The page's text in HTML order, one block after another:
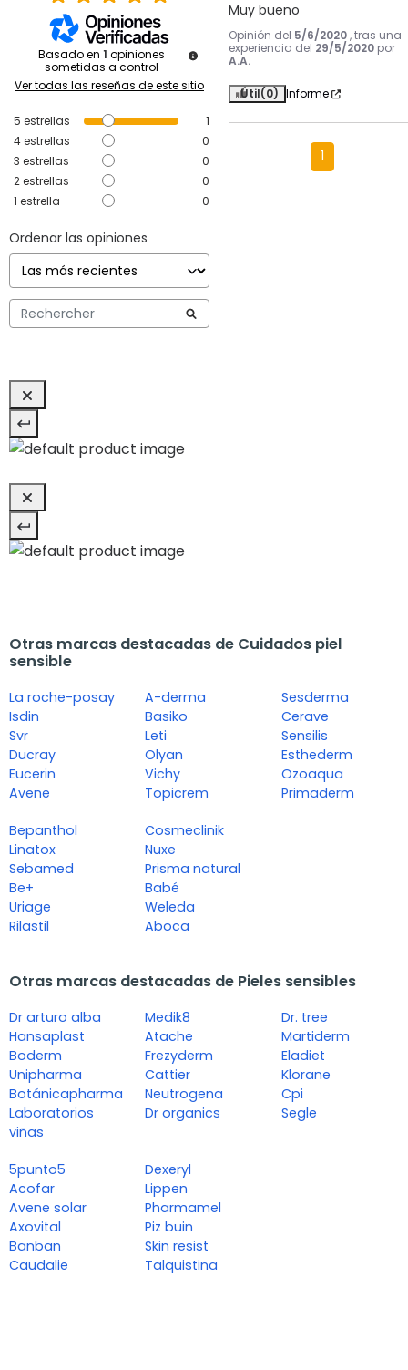
Basado en 1 opiniones
sometidas a control
Ver todas las reseñas de este sitio
5 estrellas
1
4estrellas
0
3 estrellas
0
2estrellas
0
1 estrella 0
Ordenar las opiniones
Muy bueno
Opinión del 5/6/2020 , tras una
experiencia del 29/5/2020 por
A.A.
Útil(0) Informe
1
Otras marcas destacadas de Cuidados piel
sensible
La roche-posay
Isdin
Svr
Ducray
Eucerin
Avene
A-derma
Basiko
Leti
Olyan
Vichy
Topicrem
Sesderma
Cerave
Sensilis
Esthederm
Ozoaqua
Primaderm
Bepanthol
Linatox
Sebamed
Be+
Uriage
Rilastil
Cosmeclinik
Nuxe
Prisma natural
Babé
Weleda
Aboca
Otras marcas destacadas de Pieles sensibles
Dr arturo alba
Hansaplast
Boderm
Unipharma
Botánicapharma
Laboratorios
viñas
Medik8
Atache
Frezyderm
Cattier
Neutrogena
Dr organics
Dr. tree
Martiderm
Eladiet
Klorane
Cpi
Segle
5punto5
Acofar
Avene solar
Axovital
Banban
Caudalie
Dexeryl
Lippen
Pharmamel
Piz buin
Skin resist
Talquistina